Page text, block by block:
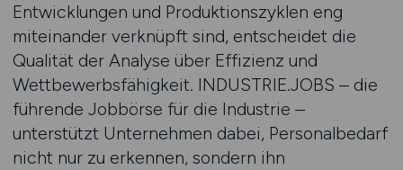
Entwicklungen und Produktionszyklen eng
miteinander verknüpft sind, entscheidet die
Qualität der Analyse über Effizienz und
Wettbewerbsfähigkeit. INDUSTRIE.JOBS – die
führende Jobbörse für die Industrie –
unterstützt Unternehmen dabei, Personalbedarf
nicht nur zu erkennen, sondern ihn